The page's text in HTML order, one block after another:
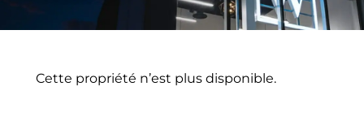
Cette propriété n’est plus disponible.